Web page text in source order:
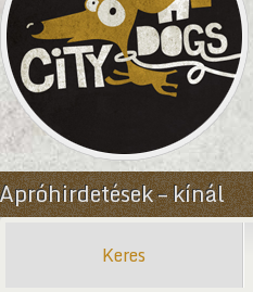
Apróhirdetések – kínál
Keres